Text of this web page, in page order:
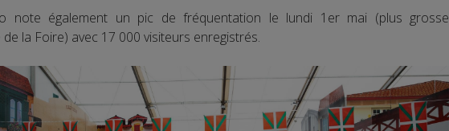
note également un pic de fréquentation le lundi 1er mai (plus grosse
la Foire) avec 17 000 visiteurs enregistrés.